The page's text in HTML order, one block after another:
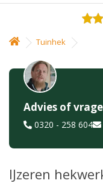
Tuinhek
Advies of
0320 - 258 604
IJzeren